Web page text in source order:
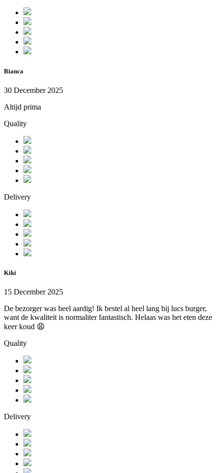
Bianca
30 December 2025
Altijd prima
Quality
Delivery
Kiki
15 December 2025
De bezorger was heel aardig! Ik bestel al heel lang bij lucs burger,
want de kwaliteit is normaliter fantastisch. Helaas was het eten deze
keer koud 😩
Quality
Delivery